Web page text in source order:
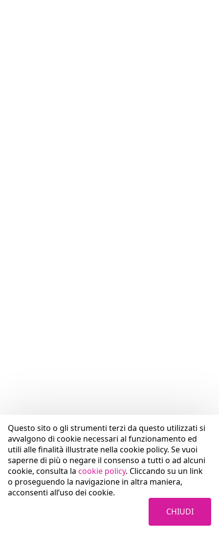
Questo sito o gli strumenti terzi da questo utilizzati si
avvalgono di cookie necessari al funzionamento ed
utili alle finalità illustrate nella cookie policy. Se vuoi
saperne di più o negare il consenso a tutti o ad alcuni
cookie, consulta la cookie policy. Cliccando su un link
o proseguendo la navigazione in altra maniera,
acconsenti all’uso dei cookie.
CHIUDI